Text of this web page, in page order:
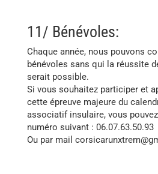
11/ Bénévoles:
Chaque année, nous pouvons
bénévoles sans qui la réussite
serait possible.
Si vous souhaitez participer et
cette épreuve majeure du
associatif insulaire, vous
numéro suivant : 06.07.63.50.93
Ou par mail